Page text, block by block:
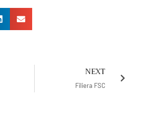
NEXT
Filiera FSC